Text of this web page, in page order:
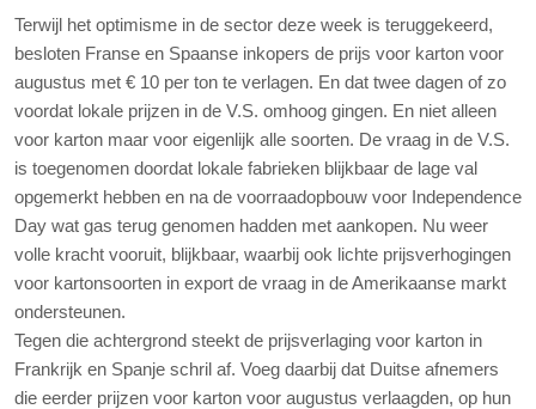
grondstoffen
plastic-inkoop
plastic-verkoop
papier-inkoop
papier-verkoop
textiel-inkoop
textiel-verkoop
Terwijl het optimisme in de sector deze week is teruggekeerd,
besloten Franse en Spaanse inkopers de prijs voor karton voor
augustus met € 10 per ton te verlagen. En dat twee dagen of zo
voordat lokale prijzen in de V.S. omhoog gingen. En niet alleen
voor karton maar voor eigenlijk alle soorten. De vraag in de V.S.
is toegenomen doordat lokale fabrieken blijkbaar de lage val
opgemerkt hebben en na de voorraadopbouw voor Independence
Day wat gas terug genomen hadden met aankopen. Nu weer
volle kracht vooruit, blijkbaar, waarbij ook lichte prijsverhogingen
voor kartonsoorten in export de vraag in de Amerikaanse markt
ondersteunen.
Tegen die achtergrond steekt de prijsverlaging voor karton in
Frankrijk en Spanje schril af. Voeg daarbij dat Duitse afnemers
die eerder prijzen voor karton voor augustus verlaagden, op hun